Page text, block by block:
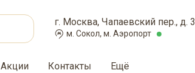
Ещё
Контакты
Акции
м. Сокол, м. Аэропорт
г. Москва, Чапаевский пер., д. 3